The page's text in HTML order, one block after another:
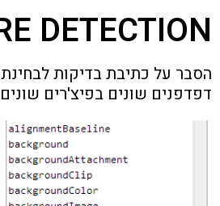
DETECTION
הסבר על כתיבת בדיקות
דפדפנים שונים בפיצ'רים